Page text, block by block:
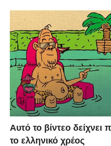
Αυτό το βίντεο δείχνει
το ελληνικό χρέος